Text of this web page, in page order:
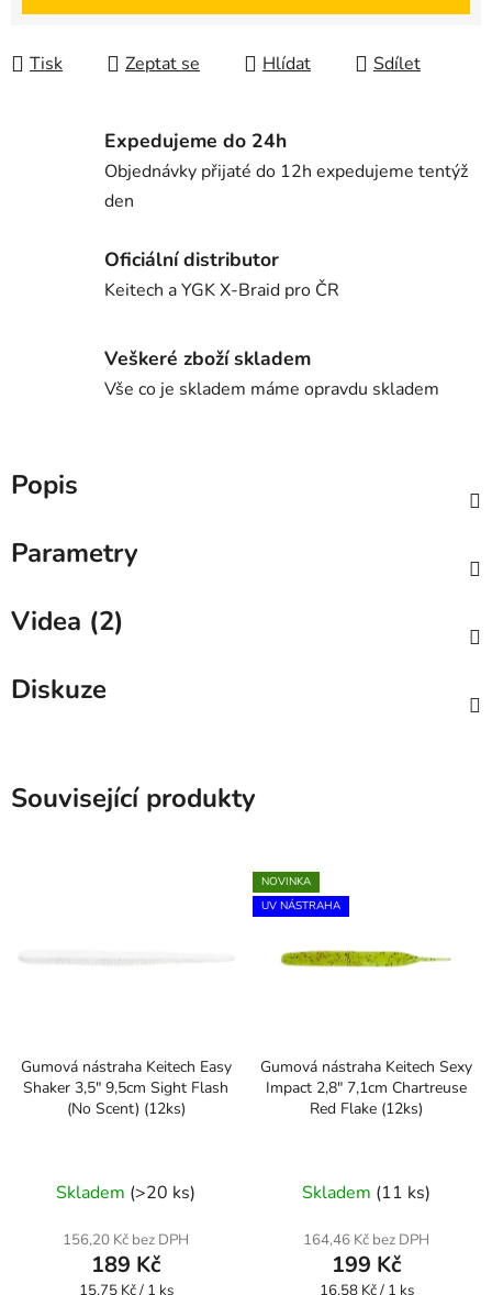
Tisk Zeptat se Hlídat Sdílet
Expedujeme do 24h
Objednávky přijaté do 12h expedujeme tentýž
den
Oficiální distributor
Keitech a YGK X-Braid pro ČR
Veškeré zboží skladem
Vše co je skladem máme opravdu skladem
Popis
Parametry
Videa (2)
Diskuze
Související produkty
Gumová nástraha Keitech Easy
Shaker 3,5" 9,5cm Sight Flash
(No Scent) (12ks)
Skladem (>20 ks)
156,20 Kč bez DPH
189 Kč
Měrná
15,75 Kč / 1 ks
NOVINKA
UV NÁSTRAHA
Gumová nástraha Keitech Sexy
Impact 2,8" 7,1cm Chartreuse
Red Flake (12ks)
Skladem (11 ks)
164,46 Kč bez DPH
199 Kč
Měrná
16,58 Kč / 1 ks